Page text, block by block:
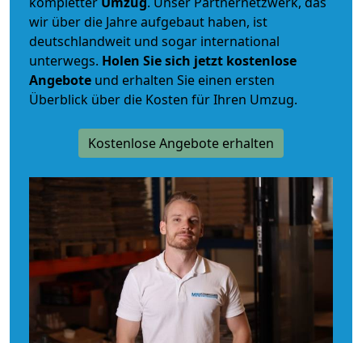
wir über die Jahre aufgebaut haben, ist
deutschlandweit und sogar international
unterwegs. Holen Sie sich jetzt kostenlose
Angebote und erhalten Sie einen ersten
Überblick über die Kosten für Ihren Umzug.
Kostenlose Angebote erhalten